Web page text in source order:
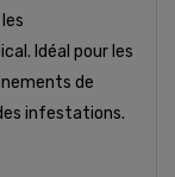
Idéal pour les
de
infestations.